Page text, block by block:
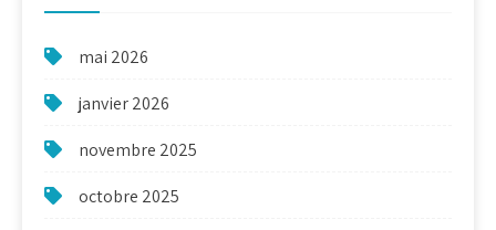
mai 2026
janvier 2026
novembre 2025
octobre 2025